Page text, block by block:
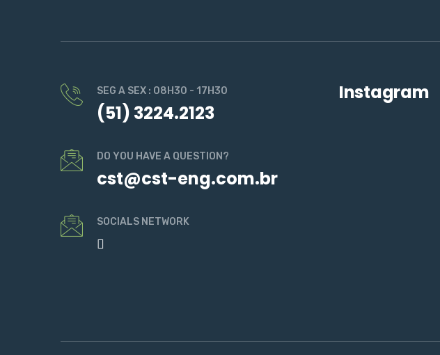
SEG A SEX : 08H30 - 17H30
(51) 3224.2123
DO YOU HAVE A QUESTION?
cst@cst-eng.com.br
SOCIALS NETWORK
Instagram